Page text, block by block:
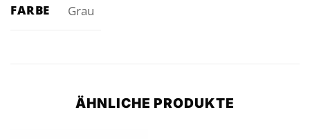
FARBE Grau
ÄHNLICHE PRODUKTE